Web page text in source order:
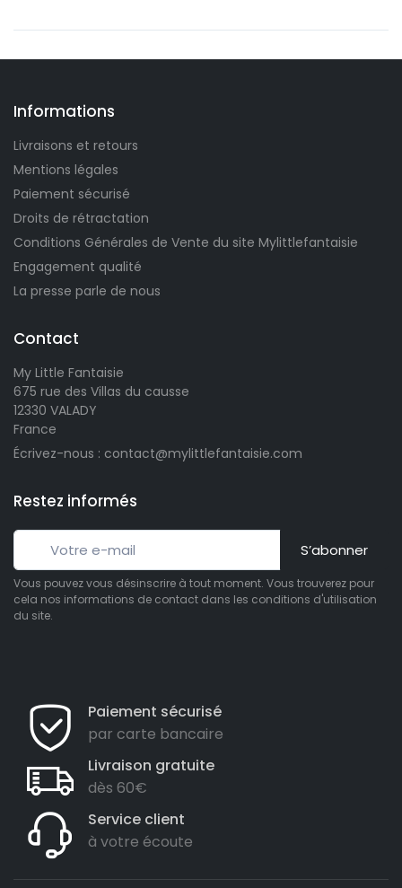
Informations
Livraisons et retours
Mentions légales
Paiement sécurisé
Droits de rétractation
Conditions Générales de Vente du site Mylittlefantaisie
Engagement qualité
La presse parle de nous
Contact
My Little Fantaisie
675 rue des Villas du causse
12330 VALADY
France
Écrivez-nous : contact@mylittlefantaisie.com
Restez informés
S’abonner
Vous pouvez vous désinscrire à tout moment. Vous trouverez pour
cela nos informations de contact dans les conditions d'utilisation
du site.
Paiement sécurisé
par carte bancaire
Livraison gratuite
dès 60€
Service client
à votre écoute